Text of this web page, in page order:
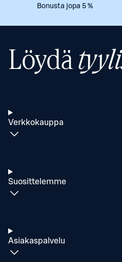
Bonusta jopa 5 %
Löydä
Verkkokauppa
Suosittelemme
Asiakaspalvelu